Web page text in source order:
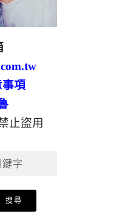
項
止盜用
字